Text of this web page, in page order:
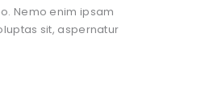
Nemo enim ipsam
sit, aspernatur